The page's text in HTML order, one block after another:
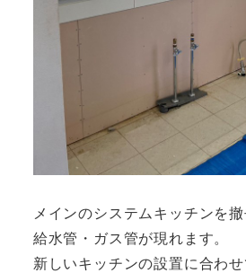
メインのシステムキッチンを
給水管・ガス管が現れます。
新しいキッチンの設置に合わ